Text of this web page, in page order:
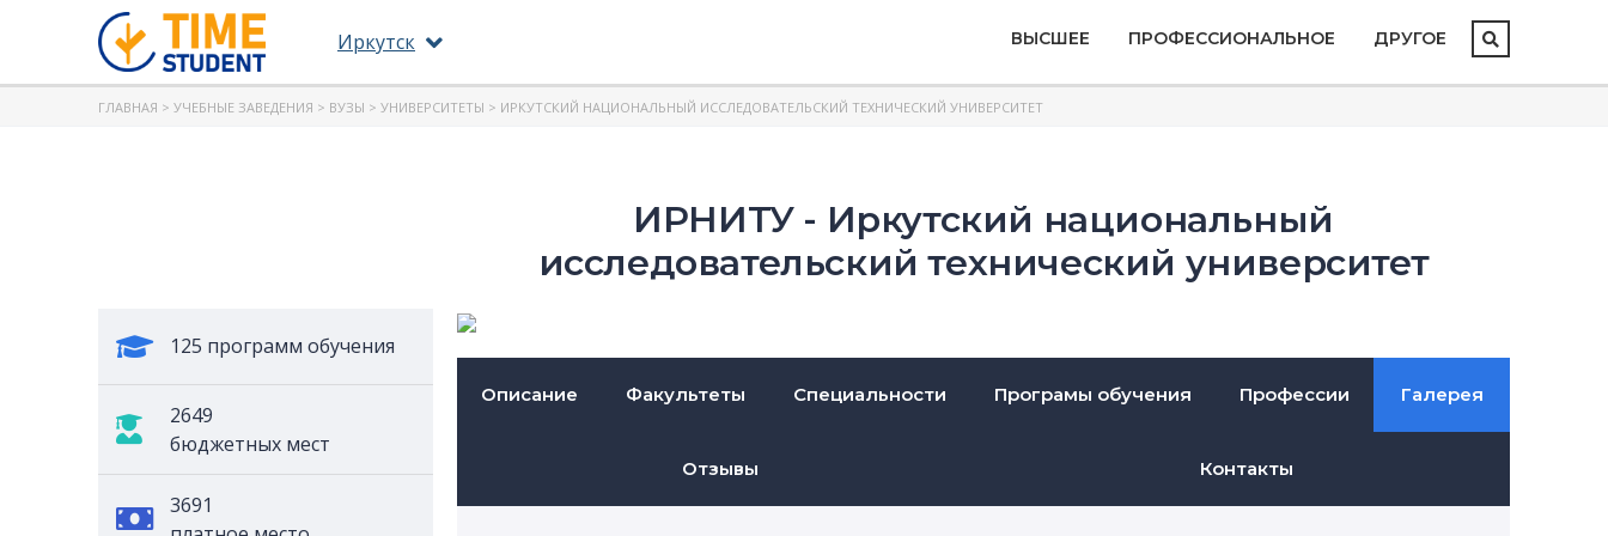
Иркутск ВЫСШЕЕ ПРОФЕССИОНАЛЬНОЕ ДРУГОЕ
ГЛАВНАЯ > УЧЕБНЫЕ ЗАВЕДЕНИЯ > ВУЗЫ > УНИВЕРСИТЕТЫ > ИРКУТСКИЙ НАЦИОНАЛЬНЫЙ ИССЛЕДОВАТЕЛЬСКИЙ ТЕХНИЧЕСКИЙ УНИВЕРСИТЕТ
ИРНИТУ - Иркутский национальный
исследовательский технический университет
125 программ обучения
2649
бюджетных мест
3691
Описание Факультеты Специальности Програмы обучения Профессии Галерея
Отзывы Контакты